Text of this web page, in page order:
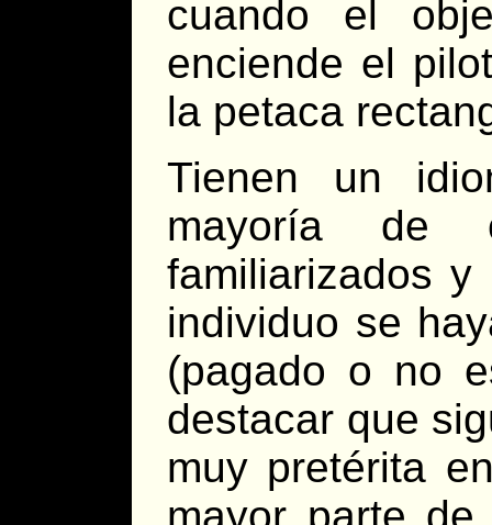
cuando el
enciende el
la petaca
Tienen un
mayoría de
familiarizados
individuo se
(pagado o no
destacar que
muy pretérita